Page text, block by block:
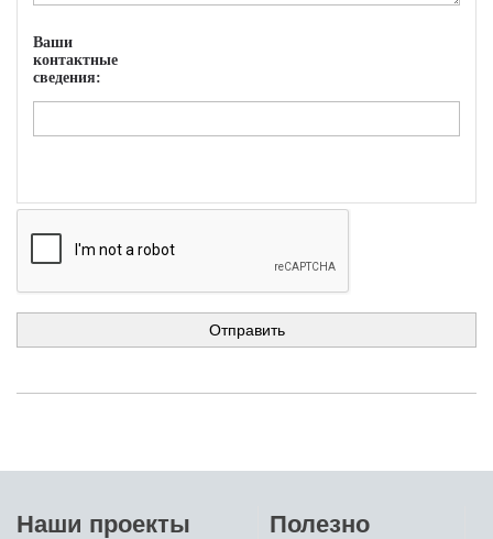
Ваши
контактные
сведения:
Наши проекты Полезно